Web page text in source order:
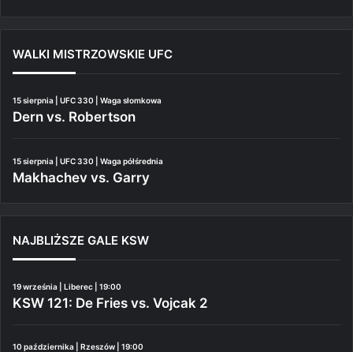
WALKI MISTRZOWSKIE UFC
15 sierpnia | UFC 330 | Waga słomkowa
Dern vs. Robertson
15 sierpnia | UFC 330 | Waga półśrednia
Makhachev vs. Garry
NAJBLIŻSZE GALE KSW
19 września | Liberec | 19:00
KSW 121: De Fries vs. Vojcak 2
10 października | Rzeszów | 19:00